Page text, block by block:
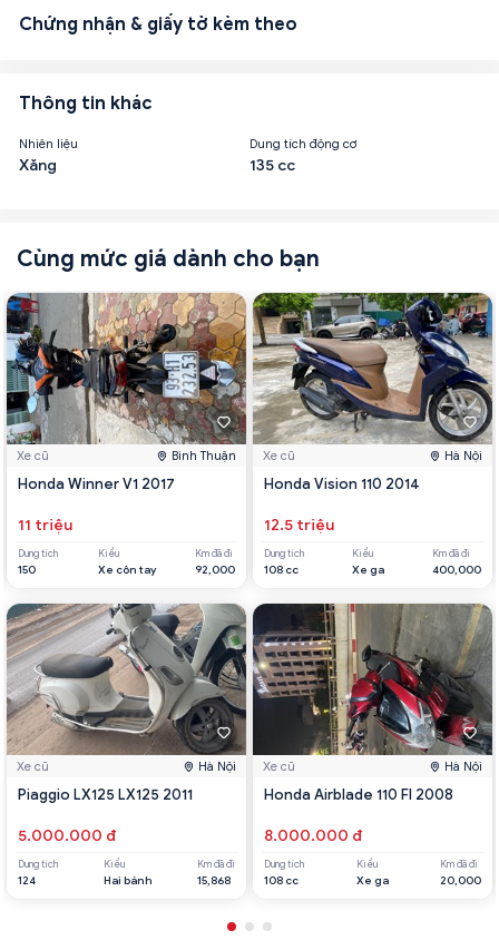
Chứng nhận & giấy tờ kèm theo
Thông tin khác
Nhiên liệu
Xăng
Dung tích động cơ
135 cc
Cùng mức giá dành cho bạn
Xe cũ Bình Thuận
Honda Winner V1 2017
11 triệu
Dung tích
150
Kiểu
Xe côn tay
Km đã đi
92,000
Xe cũ Hà Nội
Piaggio LX125 LX125 2011
5.000.000 đ
Dung tích
124
Kiểu
Hai bánh
Km đã đi
15,868
Xe cũ Hà Nội
Honda Vision 110 2014
12.5 triệu
Dung tích
108 cc
Kiểu
Xe ga
Km đã đi
400,000
Xe cũ Hà Nội
Honda Airblade 110 FI 2008
8.000.000 đ
Dung tích
108 cc
Kiểu
Xe ga
Km đã đi
20,000